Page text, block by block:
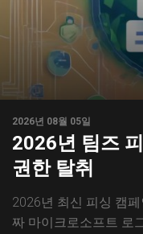
2026년 08월 05일
2026년 팀즈
권한 탈취
2026년 최신 피싱 캠
짜 마이크로소프트 로